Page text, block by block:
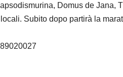
Domus de Jana,
Subito dopo partirà la